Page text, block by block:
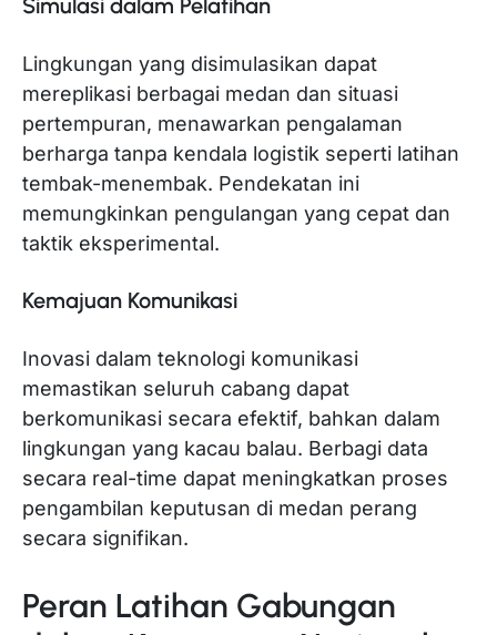
Simulasi dalam Pelatihan
Lingkungan yang disimulasikan dapat
mereplikasi berbagai medan dan situasi
pertempuran, menawarkan pengalaman
berharga tanpa kendala logistik seperti latihan
tembak-menembak. Pendekatan ini
memungkinkan pengulangan yang cepat dan
taktik eksperimental.
Kemajuan Komunikasi
Inovasi dalam teknologi komunikasi
memastikan seluruh cabang dapat
berkomunikasi secara efektif, bahkan dalam
lingkungan yang kacau balau. Berbagi data
secara real-time dapat meningkatkan proses
pengambilan keputusan di medan perang
secara signifikan.
Peran Latihan Gabungan